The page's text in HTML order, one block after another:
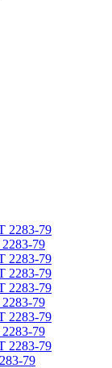
2283-79
79
2283-79
2283-79
2283-79
79
2283-79
79
2283-79
79